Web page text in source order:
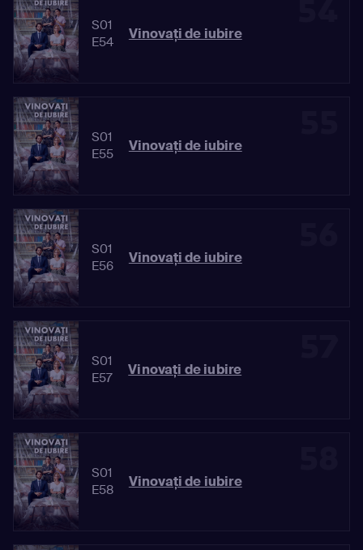
S01
E54
Vinovaţi de iubire
S01
E55
Vinovaţi de iubire
S01
E56
Vinovaţi de iubire
S01
E57
Vinovaţi de iubire
S01
E58
Vinovaţi de iubire